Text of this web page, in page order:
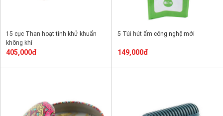
15 cục Than hoạt tính khử khuẩn
không khí
405,000đ
5 Túi hút ẩm công nghệ mới
149,000đ